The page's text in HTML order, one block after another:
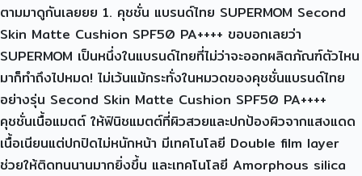
ตามมาดูกันเลยยย 1. คุชชั่น แบรนด์ไทย SUPERMOM Second
Skin Matte Cushion SPF50 PA++++ ขอบอกเลยว่า
SUPERMOM เป็นหนึ่งในแบรนด์ไทยที่ไม่ว่าจะออกผลิตภัณฑ์ตัวไหน
มาก็ทำถึงไปหมด! ไม่เว้นแม้กระทั่งในหมวดของคุชชั่นแบรนด์ไทย
อย่างรุ่น Second Skin Matte Cushion SPF50 PA++++
คุชชั่นเนื้อแมตต์ ให้ฟินิชแมตต์ที่ผิวสวยและปกป้องผิวจากแสงแดด
เนื้อเนียนแต่ปกปิดไม่หนักหน้า มีเทคโนโลยี Double film layer
ช่วยให้ติดทนนานมากยิ่งขึ้น และเทคโนโลยี Amorphous silica